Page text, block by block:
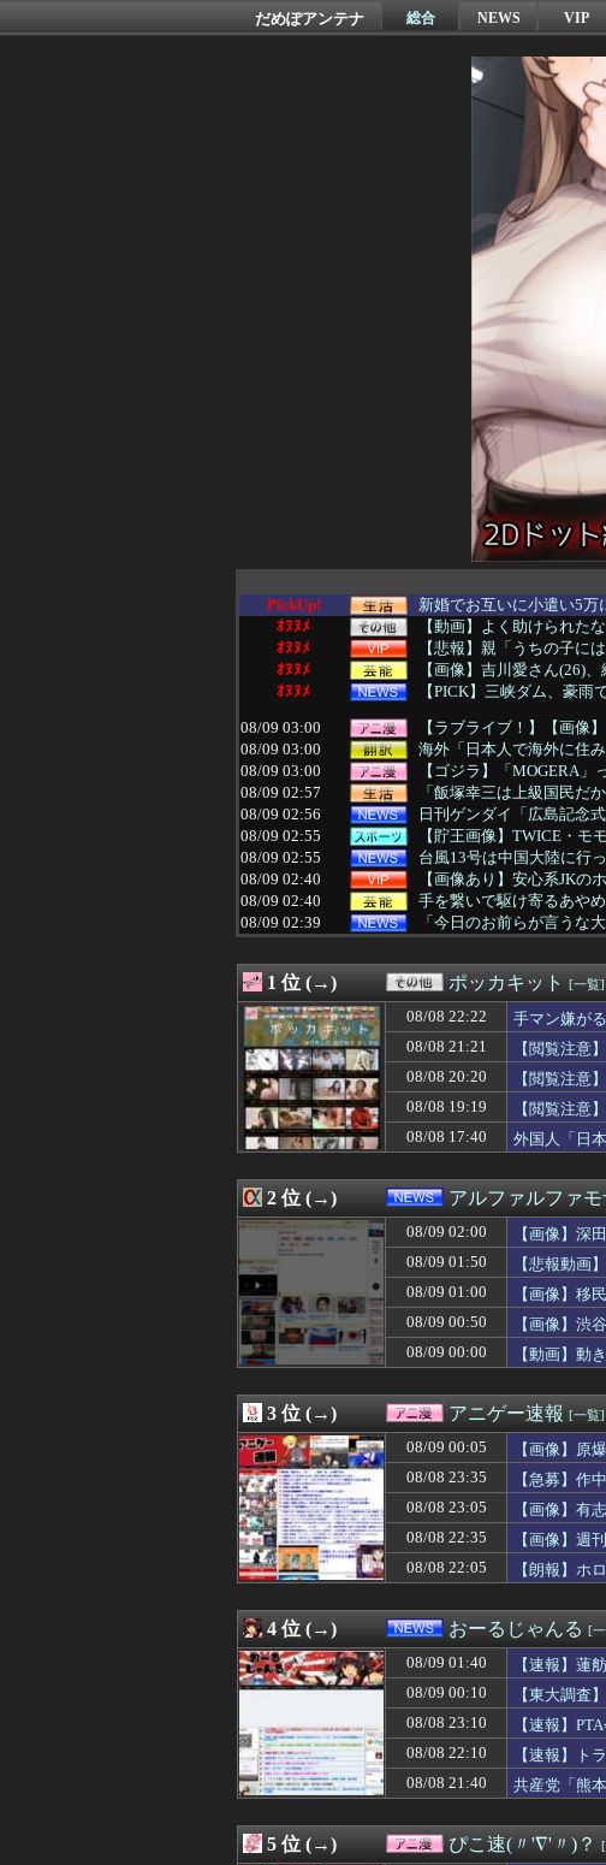
だめぽアンテナ 総合 NEWS VIP
PickUp!
新婚でお互いに小遣い5万
ｵﾇﾇﾒ
【動画】よく助けられた
ｵﾇﾇﾒ
【悲報】親「うちの子に
ｵﾇﾇﾒ
【画像】吉川愛さん(26)
ｵﾇﾇﾒ
【PICK】三峡ダム、豪
08/09 03:00
【ラブライブ！】【画像
08/09 03:00
海外「日本人で海外に住
08/09 03:00
【ゴジラ】「MOGERA」
08/09 02:57
「飯塚幸三は上級国民だ
08/09 02:56
日刊ゲンダイ「広島記念
08/09 02:55
【貯王画像】TWICE・モ
08/09 02:55
台風13号は中国大陸に行
08/09 02:40
【画像あり】安心系JKの
08/09 02:40
手を繋いで駆け寄るあや
08/09 02:39
「今日のお前らが言うな
08/09 02:30
ガキ「世界を救います」
08/09 02:30
「女性が排泄する様子を
08/09 02:30
【移民論争】ホリエモン
08/09 02:27
「黒人の下半身に惹かれ
08/09 02:25
「ゲームの良さはグラフ
08/09 02:25
【驚愕】女友達に手コキ
08/09 02:23
L邪神ちゃんドロップキッ
08/09 02:17
【悲報】ショートスリー
08/09 02:15
妹(jk)、元塾講の大学生に
08/09 02:12
【悲報】新海誠「ヤニね
08/09 02:12
ドランゴボールのチチが
08/09 02:10
【画像】森七菜、バラエ
08/09 02:10
【画像】思春期の娘に「
08/09 02:10
グリーンランドの海でト
08/09 02:09
【悲報】ハンターハンタ
08/09 02:09
カープアドゥワ誠『火消
08/09 02:07
【ニュース】日本をダメ
08/09 02:05
【画像あり】NHKさん、
08/09 02:05
冷蔵庫あけたらパイナッ
08/09 02:05
ファイファン5で唯一学ん
08/09 02:03
【日本最強】プレミアの
08/09 02:03
【画像】今年の防衛白書
08/09 02:03
【悲報】ワンピース海賊
08/09 02:03
《悲報》スマホゲーム、
08/09 02:02
【質問】ゲーム業界をダ
08/09 02:02
【NBA】2K27のミドルレ
08/09 02:02
【画像】カップヌードル
08/09 02:02
【参考画像】脱がしたら
08/09 02:00
【ラブライブ！】✕ 余所
08/09 02:00
【なぜ？】ヒカキンさん
08/09 02:00
【画像】深田恭子さん（
【新潟】自転車の小学1
08/09 02:00
AIさん、ドラクエ6を理想
08/09 02:00
実際時岡→風タクの時の
08/09 02:00
朝日新聞が記事を訂正し
08/09 02:00
【悲報】グエン、またま
08/09 02:00
登山家「山で迷ったらと
08/09 02:00
東大卒さん、ヒカルに嫉
1 位 (→) ポッカキット [一覧]
08/08 22:22
手マン嫌が
08/08 21:21
【閲覧注意
08/08 20:20
【閲覧注意
08/08 19:19
【閲覧注意
08/08 17:40
外国人「日
2 位 (→) アルファルファ
08/09 02:00
【画像】深
08/09 01:50
【悲報動画
【
08/09 01:00
【画像】移
08/09 00:50
【画像】渋
08/09 00:00
【動画】動
3 位 (→) アニゲー速報 [一覧]
08/09 00:05
【画像】原
08/08 23:35
【急募】作
08/08 23:05
【画像】有
08/08 22:35
【画像】週
08/08 22:05
【朗報】ホ
4 位 (→) おーるじゃんる [
08/09 01:40
【速報】蓮
08/09 00:10
【東大調査
08/08 23:10
【速報】
08/08 22:10
【速報】ト
り消す」
08/08 21:40
共産党「熊
5 位 (→) ぴこ速(〃'∇'〃)？